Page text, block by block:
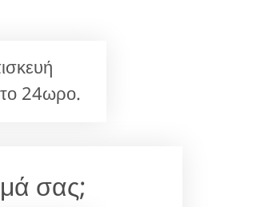
24ωρο.
σας;